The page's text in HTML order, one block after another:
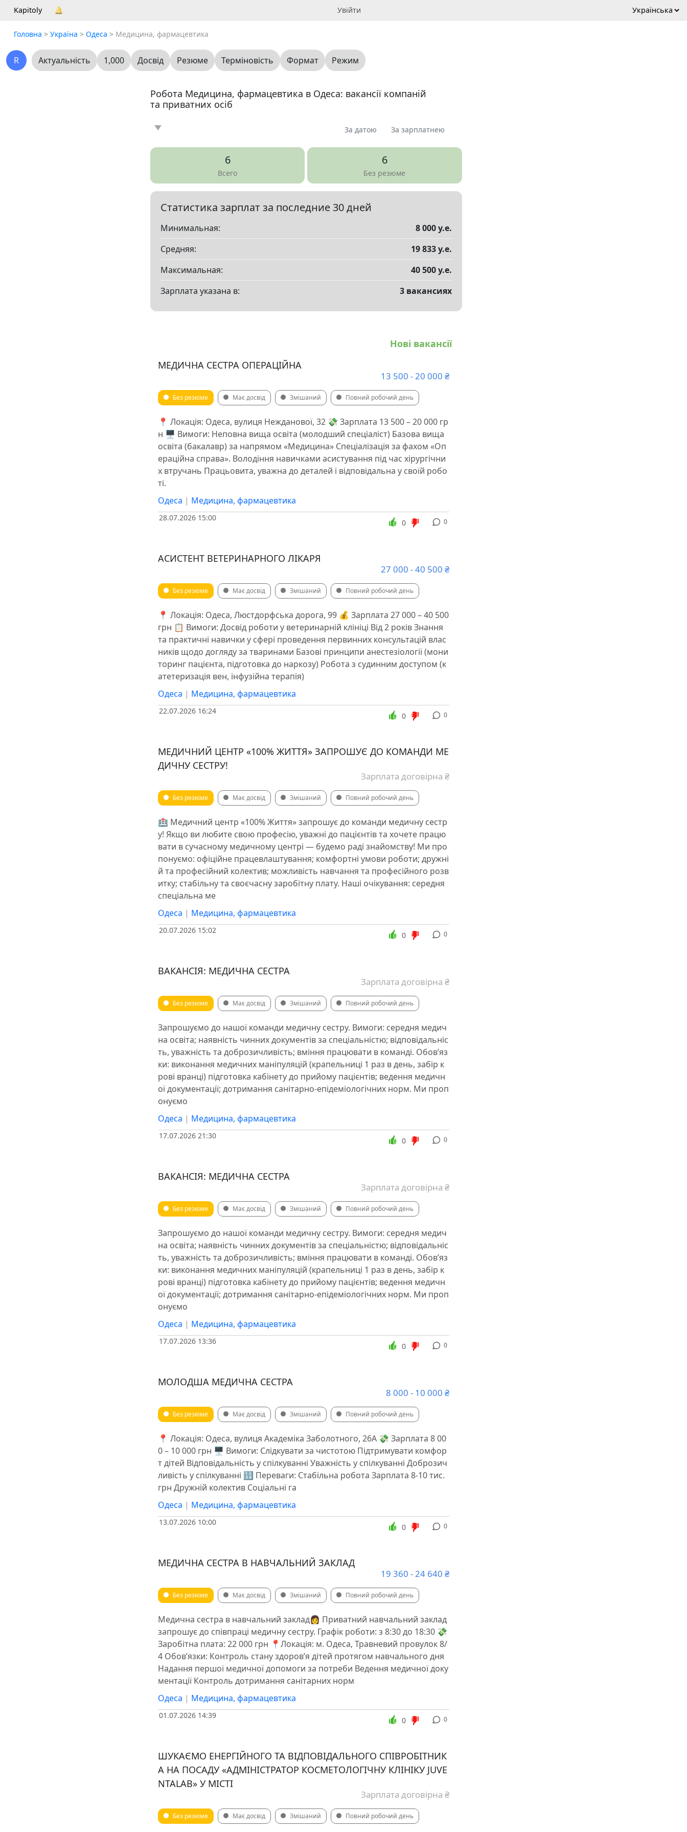
Kapitoly 🔔 Увійти
Головна > Україна > Одеса > Медицина, фармацевтика
R Актуальність 1,000 Досвід Резюме Терміновість Формат Режим
Робота Медицина, фармацевтика в Одеса: вакансії компаній
та приватних осіб
Новина Стаття Пропоную Шукаю Запитання
Резюме
Показать все разделы
За датою За зарплатнею
6
Всего
6
Без резюме
Статистика зарплат за последние 30 дней
Минимальная:
8 000 у.е.
Средняя:
19 833 у.е.
Максимальная:
40 500 у.е.
Зарплата указана в:
3 вакансиях
Нові вакансії
МЕДИЧНА СЕСТРА ОПЕРАЦІЙНА
13 500 - 20 000 ₴
Без резюме Має досвід Змішаний Повний робочий день
📍 Локація: Одеса, вулиця Нежданової, 32 💸 Зарплата 13 500 – 20 000 гр
н 🖥 Вимоги: Неповна вища освіта (молодший спеціаліст) Базова вища
освіта (бакалавр) за напрямом «Медицина» Спеціалізація за фахом «Оп
ераційна справа». Володіння навичками асистування під час хірургічни
х втручань Працьовита, уважна до деталей і відповідальна у своїй робо
ті.
Одеса | Медицина, фармацевтика
28.07.2026 15:00 0
0
АСИСТЕНТ ВЕТЕРИНАРНОГО ЛІКАРЯ
27 000 - 40 500 ₴
Без резюме Має досвід Змішаний Повний робочий день
📍 Локація: Одеса, Люстдорфська дорога, 99 💰 Зарплата 27 000 – 40 500
грн 📋 Вимоги: Досвід роботи у ветеринарній клініці Від 2 років Знання
та практичні навички у сфері проведення первинних консультацій влас
ників щодо догляду за тваринами Базові принципи анестезіології (мони
торинг пацієнта, підготовка до наркозу) Робота з судинним доступом (к
атетеризація вен, інфузійна терапія)
Одеса | Медицина, фармацевтика
22.07.2026 16:24 0
0
МЕДИЧНИЙ ЦЕНТР «100% ЖИТТЯ» ЗАПРОШУЄ ДО КОМАНДИ МЕ
ДИЧНУ СЕСТРУ!
Зарплата договірна ₴
Без резюме Має досвід Змішаний Повний робочий день
🏥 Медичний центр «100% Життя» запрошує до команди медичну сестр
у! Якщо ви любите свою професію, уважні до пацієнтів та хочете працю
вати в сучасному медичному центрі — будемо раді знайомству! Ми про
понуємо: офіційне працевлаштування; комфортні умови роботи; дружні
й та професійний колектив; можливість навчання та професійного розв
итку; стабільну та своєчасну заробітну плату. Наші очікування: середня
спеціальна ме
Одеса | Медицина, фармацевтика
20.07.2026 15:02 0
0
ВАКАНСІЯ: МЕДИЧНА СЕСТРА
Зарплата договірна ₴
Без резюме Має досвід Змішаний Повний робочий день
Запрошуємо до нашої команди медичну сестру. Вимоги: середня медич
на освіта; наявність чинних документів за спеціальністю; відповідальніс
ть, уважність та доброзичливість; вміння працювати в команді. Обов’яз
ки: виконання медичних маніпуляцій (крапельниці 1 раз в день, забір к
рові вранці) підготовка кабінету до прийому пацієнтів; ведення медичн
ої документації; дотримання санітарно-епідеміологічних норм. Ми проп
онуємо
Одеса | Медицина, фармацевтика
17.07.2026 21:30 0
0
ВАКАНСІЯ: МЕДИЧНА СЕСТРА
Зарплата договірна ₴
Без резюме Має досвід Змішаний Повний робочий день
Запрошуємо до нашої команди медичну сестру. Вимоги: середня медич
на освіта; наявність чинних документів за спеціальністю; відповідальніс
ть, уважність та доброзичливість; вміння працювати в команді. Обов’яз
ки: виконання медичних маніпуляцій (крапельниці 1 раз в день, забір к
рові вранці) підготовка кабінету до прийому пацієнтів; ведення медичн
ої документації; дотримання санітарно-епідеміологічних норм. Ми проп
онуємо
Одеса | Медицина, фармацевтика
17.07.2026 13:36 0
0
МОЛОДША МЕДИЧНА СЕСТРА
8 000 - 10 000 ₴
Без резюме Має досвід Змішаний Повний робочий день
📍 Локація: Одеса, вулиця Академіка Заболотного, 26А 💸 Зарплата 8 00
0 – 10 000 грн 🖥 Вимоги: Слідкувати за чистотою Підтримувати комфор
т дітей Відповідальність у спілкуванні Уважність у спілкуванні Доброзич
ливість у спілкуванні 🔢 Переваги: Стабільна робота Зарплата 8-10 тис.
грн Дружній колектив Соціальні га
Одеса | Медицина, фармацевтика
13.07.2026 10:00 0
0
МЕДИЧНА СЕСТРА В НАВЧАЛЬНИЙ ЗАКЛАД️
19 360 - 24 640 ₴
Без резюме Має досвід Змішаний Повний робочий день
Медична сестра в навчальний заклад👩‍️ Приватний навчальний заклад
запрошує до співпраці медичну сестру. Графік роботи: з 8:30 до 18:30 💸
Заробітна плата: 22 000 грн 📍Локація: м. Одеса, Травневий провулок 8/
4 Обов’язки: Контроль стану здоров’я дітей протягом навчального дня
Надання першої медичної допомоги за потреби Ведення медичної доку
ментації Контроль дотримання санітарних норм
Одеса | Медицина, фармацевтика
01.07.2026 14:39 0
0
ШУКАЄМО ЕНЕРГІЙНОГО ТА ВІДПОВІДАЛЬНОГО СПІВРОБІТНИК
А НА ПОСАДУ «АДМІНІСТРАТОР КОСМЕТОЛОГІЧНУ КЛІНІКУ JUVE
NTALAB» У МІСТІ
Зарплата договірна ₴
Без резюме Має досвід Змішаний Повний робочий день